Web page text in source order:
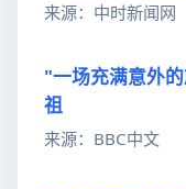
来源：中时新闻网
"一场充满意外
祖
来源：BBC中文